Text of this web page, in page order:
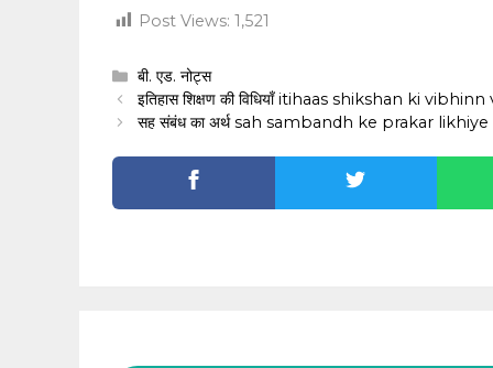
Post Views: 1,521
Categories
बी. एड. नोट्स
इतिहास शिक्षण की विधियाँ itihaas shikshan ki
सह संबंध का अर्थ sah sambandh ke prakar likhiye